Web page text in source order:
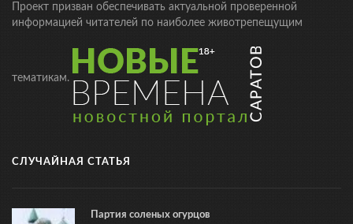
Проект призван обеспечивать актуальной проверенной
информацией читателей по наиболее животрепещущим
тематикам.
СЛУЧАЙНАЯ СТАТЬЯ
Партия соленых огурцов